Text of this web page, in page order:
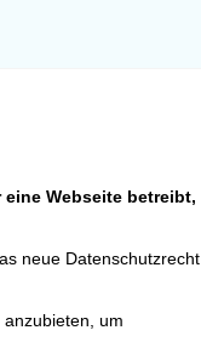
Webseite betreibt,
neue Datenschutzrecht
um